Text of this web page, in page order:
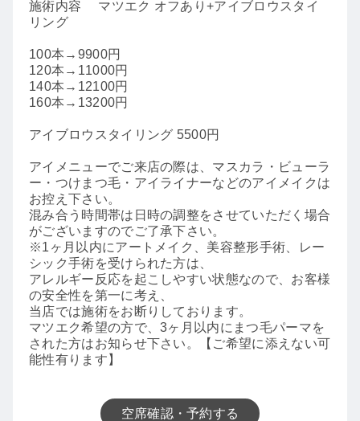
施術内容
マツエク オフあり+アイブロウスタイ
リング
100本→9900円
120本→11000円
140本→12100円
160本→13200円
アイブロウスタイリング 5500円
アイメニューでご来店の際は、マスカラ・ビューラ
ー・つけまつ毛・アイライナーなどのアイメイクは
お控え下さい。
混み合う時間帯は日時の調整をさせていただく場合
がございますのでご了承下さい。
※1ヶ月以内にアートメイク、美容整形手術、レー
シック手術を受けられた方は、
アレルギー反応を起こしやすい状態なので、お客様
の安全性を第一に考え、
当店では施術をお断りしております。
マツエク希望の方で、3ヶ月以内にまつ毛パーマを
された方はお知らせ下さい。【ご希望に添えない可
能性有ります】
空席確認・予約する